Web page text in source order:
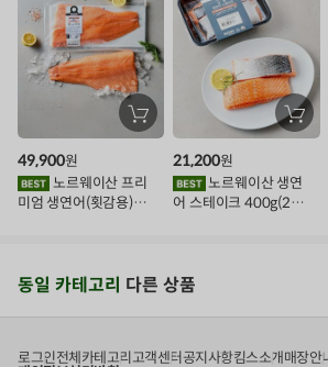
장
바
에
담
기
노르웨이산 프리
미엄 생연어(횟감용)
49,900원
장
바
에
담
기
노르웨이산 생연
어 스테이크 400g(2조
21,200원
동일 카테고리 다른 상품